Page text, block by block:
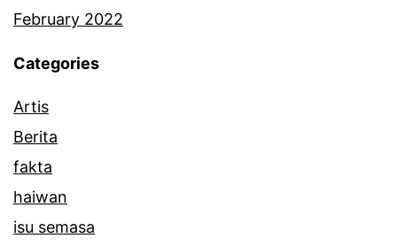
February 2022
Categories
Artis
Berita
fakta
haiwan
isu semasa